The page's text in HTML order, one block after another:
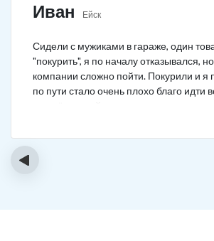
Иван Ейск
Сидели с мужиками в гараже, один
"покурить", я по началу отказывался,
компании сложно пойти. Покурили и
по пути стало очень плохо благо идти
чувствовал что точно, что-то не так.
что быстро приехали, поставили
меня начало отпускать. После
‹